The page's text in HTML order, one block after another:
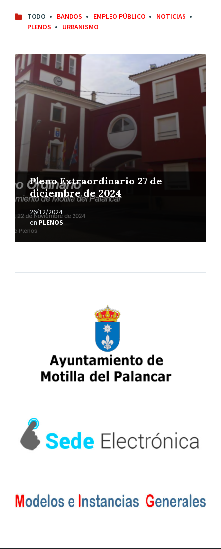
TODO BANDOS EMPLEO PÚBLICO
NOTICIAS
PLENOS
URBANISMO
Pleno Extraordinario 27 de
diciembre de 2024
26/12/2024
en PLENOS
L
e
e
r
m
á
s